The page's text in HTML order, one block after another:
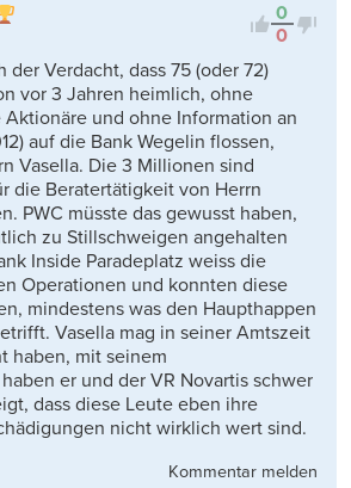
0
0
der Verdacht, dass 75 (oder 72)
vor 3 Jahren heimlich, ohne
und ohne Information an
auf die Bank Wegelin flossen,
Vasella. Die 3 Millionen sind
die Beratertätigkeit von Herrn
PWC müsste das gewusst haben,
zu Stillschweigen angehalten
Inside Paradeplatz weiss die
Operationen und konnten diese
mindestens was den Haupthappen
Vasella mag in seiner Amtszeit
haben, mit seinem
er und der VR Novartis schwer
dass diese Leute eben ihre
nicht wirklich wert sind.
Kommentar melden